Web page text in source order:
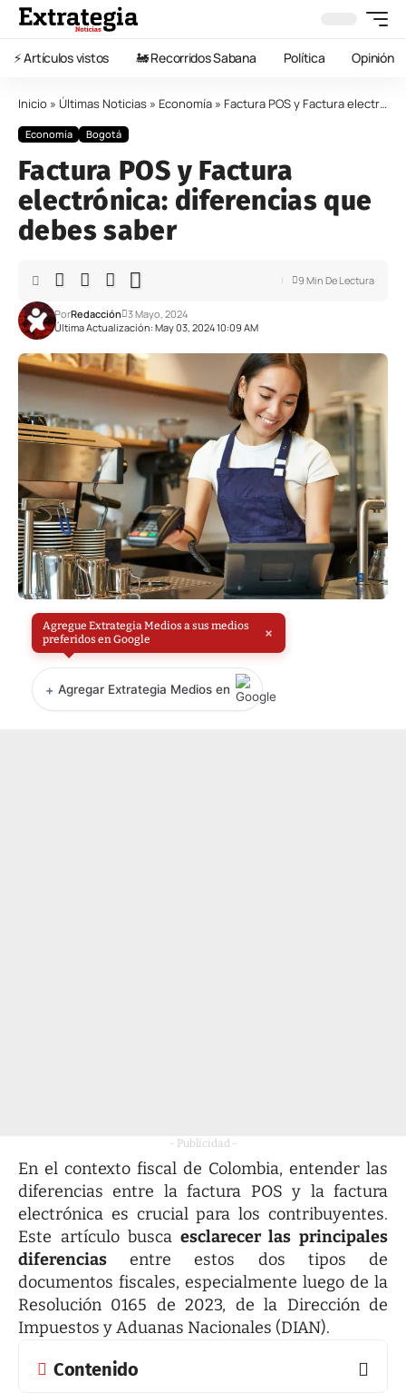
⚡️ Artículos vistos 🚂 Recorridos Sabana Política Opinión
Inicio » Últimas Noticias » Economía » Factura POS y Factura electrónica: diferencias que debes saber
Economía Bogotá
Factura POS y Factura
electrónica: diferencias que
debes saber
Última Actualización: May 03, 2024 10:09 AM
PorRedacción 3 Mayo, 2024
9 Min De Lectura
Agregue Extrategia Medios a sus medios
preferidos en Google
×
+ Agregar Extrategia Medios en
- Publicidad -
En el contexto fiscal de Colombia, entender las
diferencias entre la factura POS y la factura
electrónica es crucial para los contribuyentes.
Este artículo busca esclarecer las principales
diferencias entre estos dos tipos de
documentos fiscales, especialmente luego de la
Resolución 0165 de 2023, de la Dirección de
Impuestos y Aduanas Nacionales (DIAN).
Contenido